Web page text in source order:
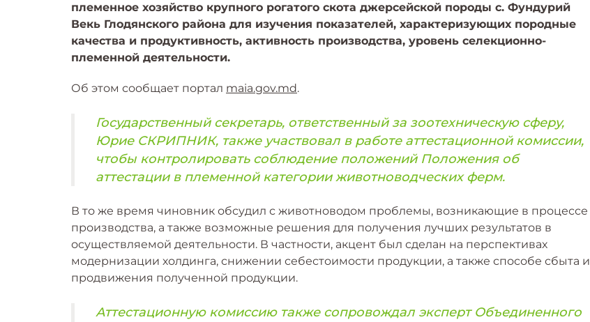
племенное хозяйство крупного рогатого скота джерсейской породы с. Фундурий
Векь Глодянского района для изучения показателей, характеризующих породные
качества и продуктивность, активность производства, уровень селекционно-
племенной деятельности.
Об этом сообщает портал maia.gov.md.
Государственный секретарь, ответственный за зоотехническую сферу,
Юрие СКРИПНИК, также участвовал в работе аттестационной комиссии,
чтобы контролировать соблюдение положений Положения об
аттестации в племенной категории животноводческих ферм.
В то же время чиновник обсудил с животноводом проблемы, возникающие в процессе
производства, а также возможные решения для получения лучших результатов в
осуществляемой деятельности. В частности, акцент был сделан на перспективах
модернизации холдинга, снижении себестоимости продукции, а также способе сбыта и
продвижения полученной продукции.
Аттестационную комиссию также сопровождал эксперт Объединенного